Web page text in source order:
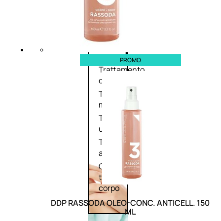
Corpo
Trattamento
corpo
Trattamento
mani e piedi
Trattamento
unghie
Trattamento
anticellulite
Cofanetti
trattamento
corpo
PROMO
DDP RASSODA OLEO-CONC. ANTICELL. 150
ML